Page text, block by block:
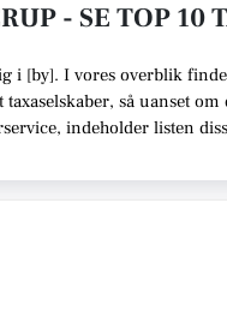
- SE TOP 10
i [by]. I vores overblik
så uanset
indeholder listen